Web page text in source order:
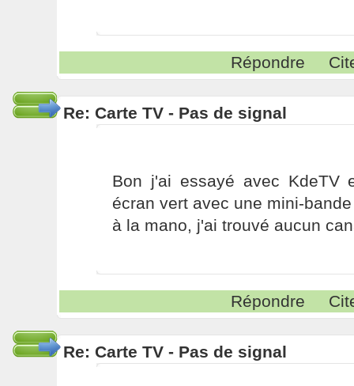
Répondre
Re: Carte TV - Pas de signal
Bon j'ai essayé avec KdeTV
écran vert avec une mini-
à la mano, j'ai trouvé aucun
Répondre
Re: Carte TV - Pas de signal